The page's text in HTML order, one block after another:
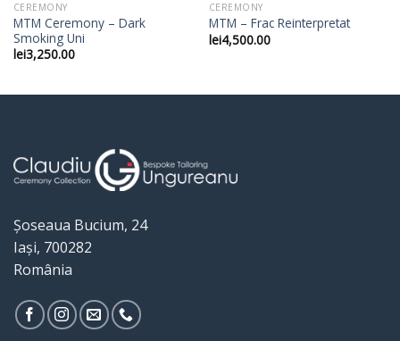
CEREMONY
MTM Ceremony – Dark
Smoking Uni
lei3,250.00
CEREMONY
MTM – Frac Reinterpretat
lei4,500.00
Șoseaua Bucium, 24
Iași, 700282
România